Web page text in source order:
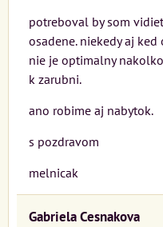
potreboval by som
osadene. niekedy aj
nie je optimalny
k zarubni.
ano robime aj nabytok.
s pozdravom
melnicak
Gabriela Cesnakova